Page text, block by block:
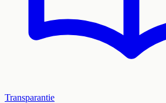
Transparantie